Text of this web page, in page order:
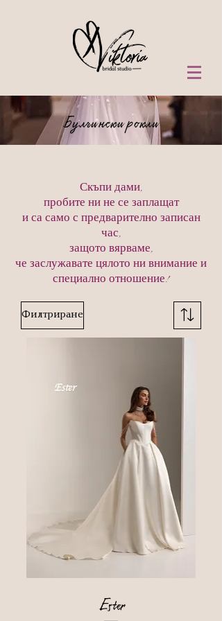
Булчински рокли
Скъпи дами,
пробите ни не се заплащат
и са само с предварително записан
час,
защото вярваме,
че заслужавате цялото ни внимание и
специално отношение!
Филтриране
Ester